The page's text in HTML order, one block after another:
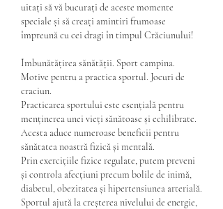
uitați să vă bucurați de aceste momente
speciale și să creați amintiri frumoase
împreună cu cei dragi în timpul Crăciunului!
Îmbunătățirea sănătății. Sport campina.
Motive pentru a practica sportul. Jocuri de
craciun.
Practicarea sportului este esențială pentru
menținerea unei vieți sănătoase și echilibrate.
Acesta aduce numeroase beneficii pentru
sănătatea noastră fizică și mentală.
Prin exercițiile fizice regulate, putem preveni
și controla afecțiuni precum bolile de inimă,
diabetul, obezitatea și hipertensiunea arterială.
Sportul ajută la creșterea nivelului de energie,